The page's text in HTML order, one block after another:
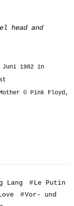
head and
1982 in
© Pink Floyd,
Lang #Le Putin
#Vor- und